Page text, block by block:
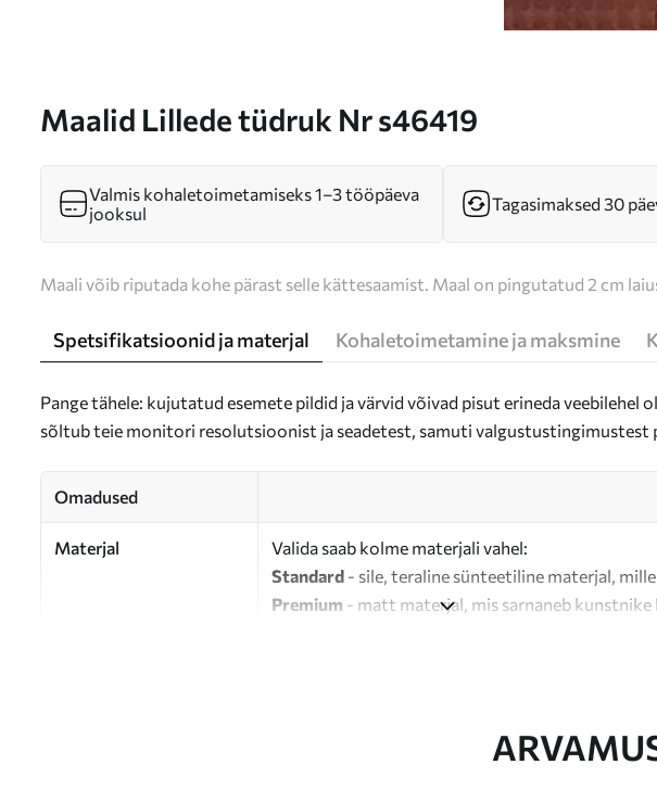
Maalid Lillede tüdruk Nr s46419
Valmis kohaletoimetamiseks 1–3 tööpäeva
jooksul
Tagasimaksed 30
Maali võib riputada kohe pärast selle kättesaamist. Maal on pingutatud 2 cm
Spetsifikatsioonid ja materjal Kohaletoimetamine ja maksmine
Pange tähele: kujutatud esemete pildid ja värvid võivad pisut erineda veebilehel
sõltub teie monitori resolutsioonist ja seadetest, samuti valgustustingimustest
Omadused
Materjal
Valida saab kolme materjali vahel:
Standard - sile, teraline sünteetiline materjal,
Premium - matt materjal, mis sarnaneb kunstnike